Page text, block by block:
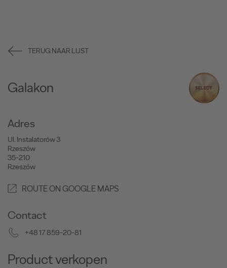
TERUG NAAR LIJST
Galakon
Adres
Ul. Instalatorów 3
Rzeszów
35-210
Rzeszów
ROUTE ON GOOGLE MAPS
Contact
+48 17 859-20-81
Product verkopen